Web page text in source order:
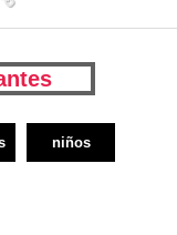
niños